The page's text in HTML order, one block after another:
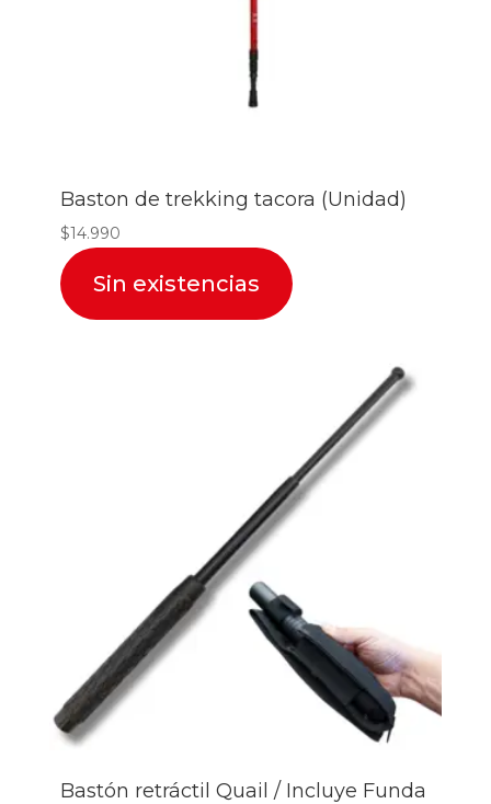
Baston de trekking tacora (Unidad)
$14.990
Sin existencias
Bastón retráctil Quail / Incluye Funda